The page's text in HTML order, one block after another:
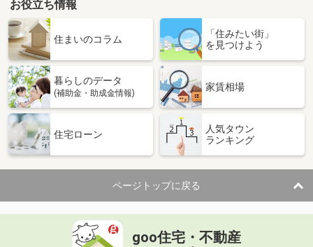
お役立ち情報
住まいのコラム
「住みたい街」
を見つけよう
暮らしのデータ
(補助金・助成金情報)
家賃相場
住宅ローン
人気タウン
ランキング
ページトップに戻る
goo住宅・不動産